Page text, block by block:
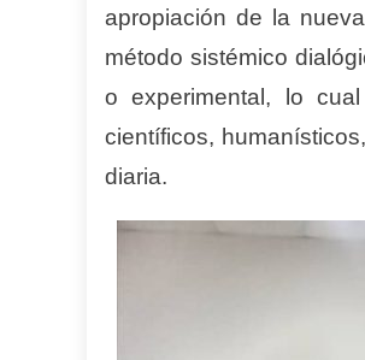
apropiación de la
método sistémico
o experimental, lo
científicos,
diaria.